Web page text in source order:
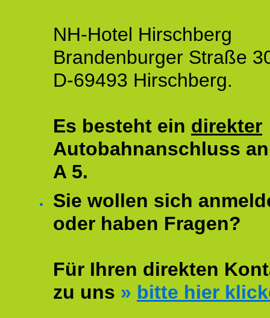
NH-Hotel Hirschberg
Brandenburger Straße
D-69493 Hirschberg.
Es besteht ein direkter
Autobahnanschluss
A 5.
Sie wollen sich
oder haben Fragen?
Für Ihren direkten
zu uns » bitte hier